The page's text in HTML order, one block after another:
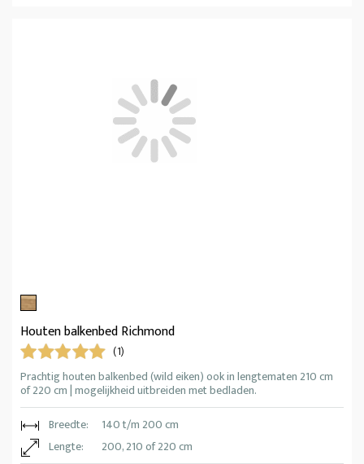
Houten balkenbed Richmond
(1)
Prachtig houten balkenbed (wild eiken) ook in lengtematen 210 cm
of 220 cm | mogelijkheid uitbreiden met bedladen.
Breedte:
140 t/m 200 cm
Lengte:
200, 210 of 220 cm